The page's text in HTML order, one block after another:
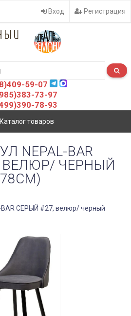
Вход Регистрация
59-07
73-97
78-93
товаров
NEPAL-BAR
ВЕЛЮР/ ЧЕРНЫЙ
BAR СЕРЫЙ #27, велюр/ черный